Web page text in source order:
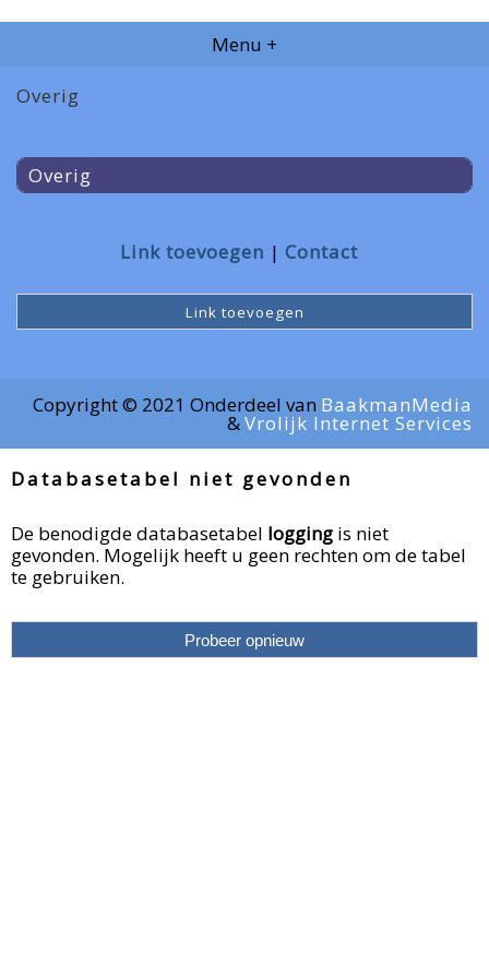
Menu +
Overig
Overig
Link toevoegen Contact
Link toevoegen
Copyright © 2021 Onderdeel van BaakmanMedia
&Vrolijk Internet Services
Databasetabel niet gevonden
De benodigde databasetabel logging is niet
gevonden. Mogelijk heeft u geen rechten om de tabel
te gebruiken.